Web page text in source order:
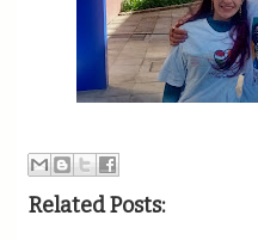
Related Posts: